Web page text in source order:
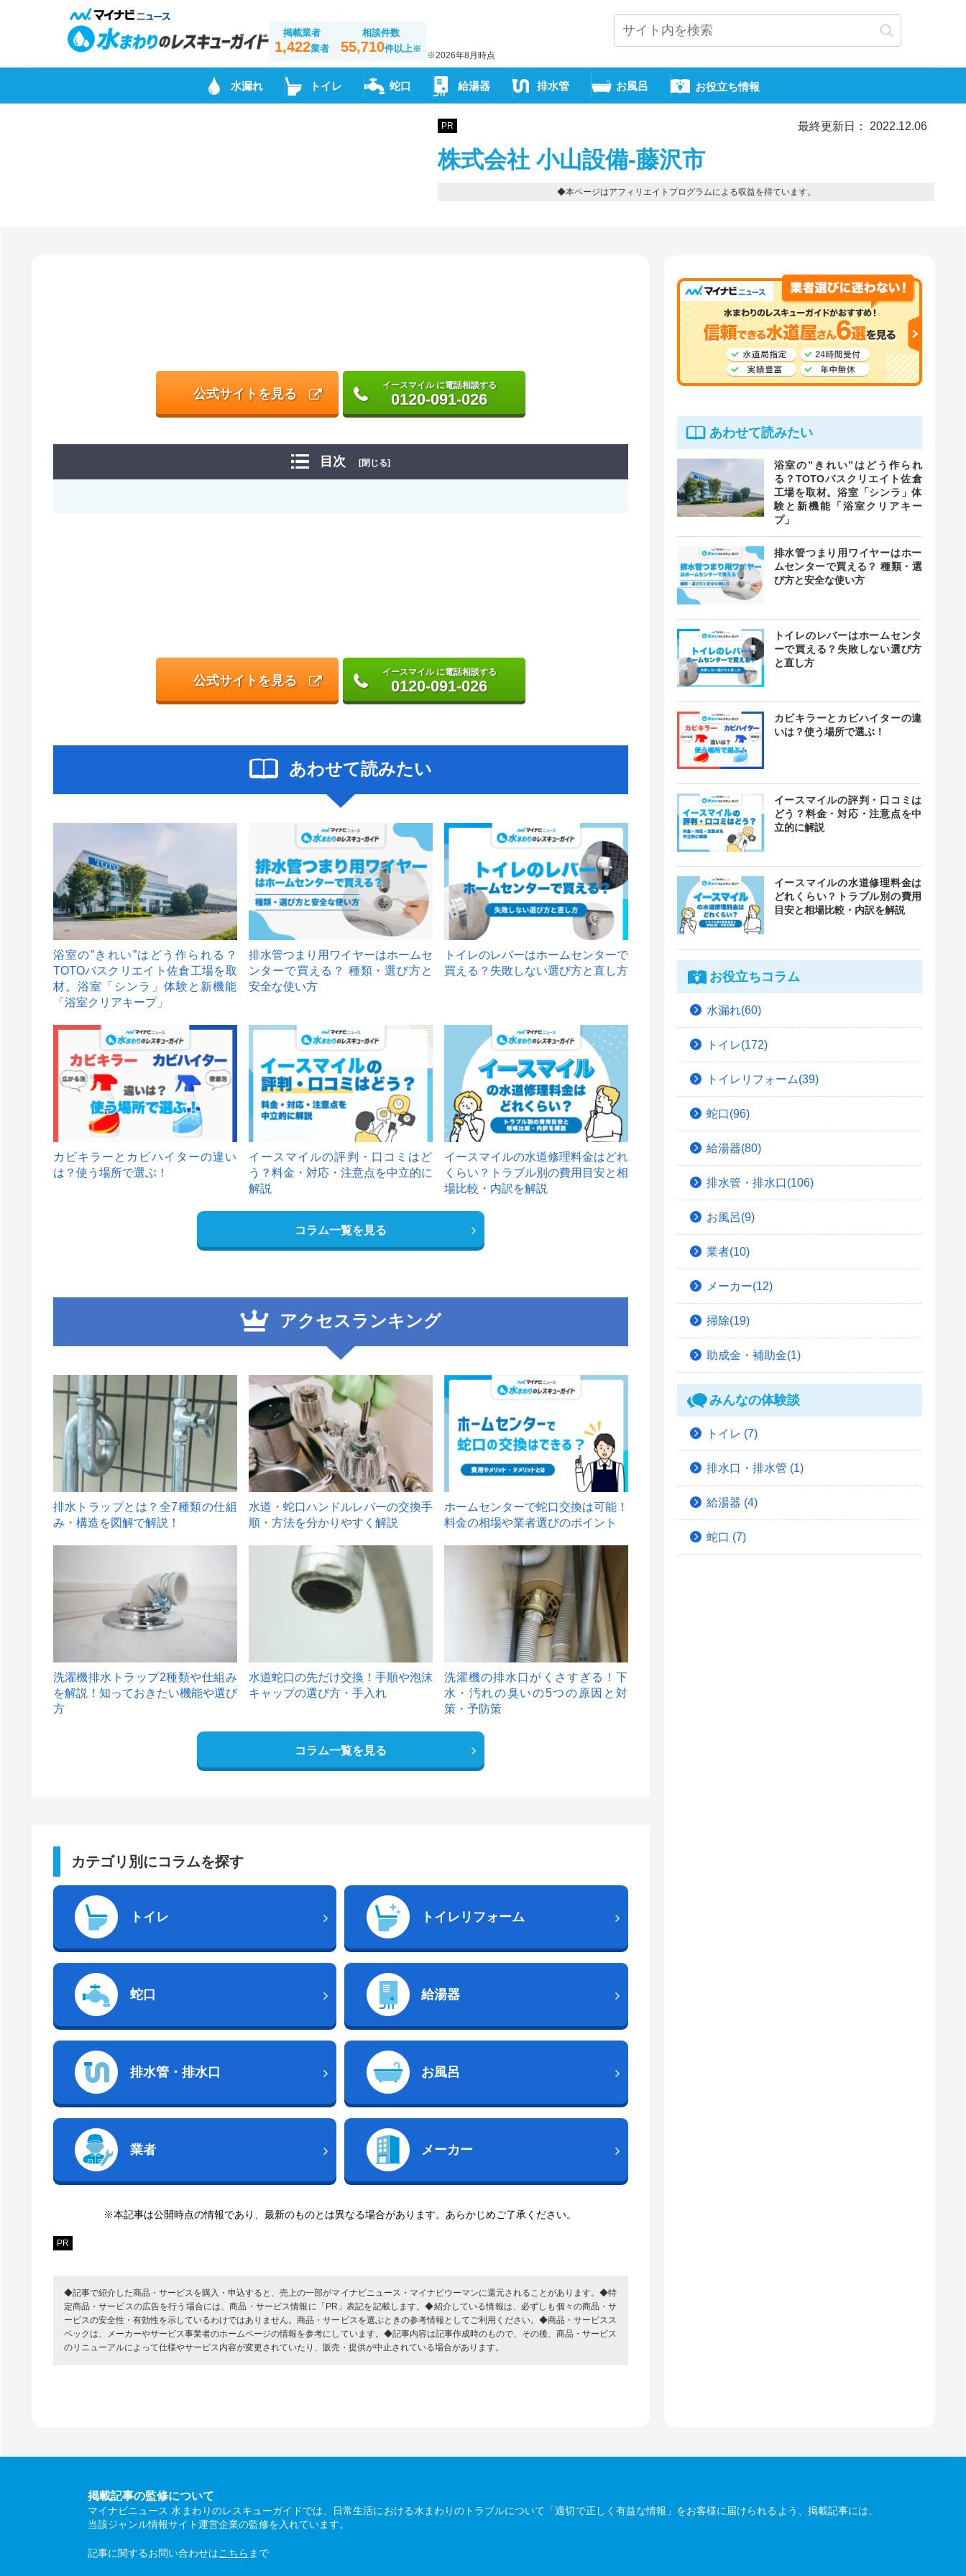
掲載業者
1,422業者
相談件数
55,710件以上※
※2026年8月時点
水漏れ トイレ 蛇口 給湯器 排水管 お風呂 お役立ち情報
PR 最終更新日： 2022.12.06
株式会社 小山設備-藤沢市
◆本ページはアフィリエイトプログラムによる収益を得ています。
公式サイトを見る
イースマイル に電話相談する
0120-091-026
目次 [閉じる]
公式サイトを見る
イースマイル に電話相談する
0120-091-026
あわせて読みたい
浴室の”きれい”はどう作られる？
TOTOバスクリエイト佐倉工場を取
材。浴室「シンラ」体験と新機能
「浴室クリアキープ」
排水管つまり用ワイヤーはホームセ
ンターで買える？ 種類・選び方と
安全な使い方
トイレのレバーはホームセンターで
買える？失敗しない選び方と直し方
カビキラーとカビハイターの違い
は？使う場所で選ぶ！
イースマイルの評判・口コミはど
う？料金・対応・注意点を中立的に
解説
イースマイルの水道修理料金はどれ
くらい？トラブル別の費用目安と相
場比較・内訳を解説
コラム一覧を見る
アクセスランキング
1
排水トラップとは？全7種類の仕組
み・構造を図解で解説！
2
水道・蛇口ハンドルレバーの交換手
順・方法を分かりやすく解説
ホームセンターで蛇口交換は可能！
料金の相場や業者選びのポイント
洗濯機排水トラップ2種類や仕組み
を解説！知っておきたい機能や選び
方
水道蛇口の先だけ交換！手順や泡沫
キャップの選び方・手入れ
洗濯機の排水口がくさすぎる！下
水・汚れの臭いの5つの原因と対
策・予防策
コラム一覧を見る
カテゴリ別にコラムを探す
トイレ トイレリフォーム
蛇口 給湯器
排水管・排水口 お風呂
業者 メーカー
※本記事は公開時点の情報であり、最新のものとは異なる場合があります。あらかじめご了承ください。
PR
◆記事で紹介した商品・サービスを購入・申込すると、売上の一部がマイナビニュース・マイナビウーマンに還元されることがあります。◆特
定商品・サービスの広告を行う場合には、商品・サービス情報に「PR」表記を記載します。◆紹介している情報は、必ずしも個々の商品・サ
ービスの安全性・有効性を示しているわけではありません。商品・サービスを選ぶときの参考情報としてご利用ください。◆商品・サービスス
ペックは、メーカーやサービス事業者のホームページの情報を参考にしています。◆記事内容は記事作成時のもので、その後、商品・サービス
のリニューアルによって仕様やサービス内容が変更されていたり、販売・提供が中止されている場合があります。
あわせて読みたい
浴室の”きれい”はどう作られ
る？TOTOバスクリエイト佐倉
工場を取材。浴室「シンラ」体
験と新機能「浴室クリアキー
プ」
排水管つまり用ワイヤーはホー
ムセンターで買える？ 種類・選
び方と安全な使い方
トイレのレバーはホームセンタ
ーで買える？失敗しない選び方
と直し方
カビキラーとカビハイターの違
いは？使う場所で選ぶ！
イースマイルの評判・口コミは
どう？料金・対応・注意点を中
立的に解説
イースマイルの水道修理料金は
どれくらい？トラブル別の費用
目安と相場比較・内訳を解説
お役立ちコラム
水漏れ(60)
トイレ(172)
トイレリフォーム(39)
蛇口(96)
給湯器(80)
排水管・排水口(106)
お風呂(9)
業者(10)
メーカー(12)
掃除(19)
助成金・補助金(1)
みんなの体験談
トイレ (7)
排水口・排水管 (1)
給湯器 (4)
蛇口 (7)
掲載記事の監修について
マイナビニュース 水まわりのレスキューガイドでは、日常生活における水まわりのトラブルについて「適切で正しく有益な情報」をお客様に届けられるよう、掲載記事には、
当該ジャンル情報サイト運営企業の監修を入れています。
記事に関するお問い合わせはこちら まで